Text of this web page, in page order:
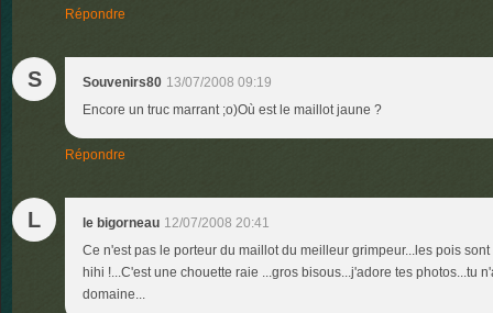
Répondre
S Souvenirs80 13/07/2008 09:19
Encore un truc marrant ;o)Où est le maillot jaune ?
Répondre
L le bigorneau 12/07/2008 20:41
Ce n'est pas le porteur du maillot du meilleur grimpeur...les pois
hihi !...C'est une chouette raie ...gros bisous...j'adore tes photos...tu
domaine...